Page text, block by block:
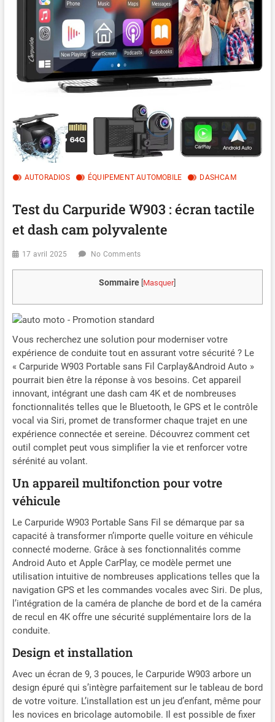
AUTORADIOS ÉQUIPEMENT AUTOMOBILE DASHCAM
Test du Carpuride W903 : écran tactile
et dash cam polyvalente
17 avril 2025 No Comments
Sommaire Masquer]
Vous recherchez une solution pour moderniser votre
expérience de conduite tout en assurant votre sécurité ? Le
« Carpuride W903 Portable sans Fil Carplay&Android Auto »
pourrait bien être la réponse à vos besoins. Cet appareil
innovant, intégrant une dash cam 4K et de nombreuses
fonctionnalités telles que le Bluetooth, le GPS et le contrôle
vocal via Siri, promet de transformer chaque trajet en une
expérience connectée et sereine. Découvrez comment cet
outil complet peut vous simplifier la vie et renforcer votre
sérénité au volant.
Un appareil multifonction pour votre
véhicule
Le Carpuride W903 Portable Sans Fil se démarque par sa
capacité à transformer n’importe quelle voiture en véhicule
connecté moderne. Grâce à ses fonctionnalités comme
Android Auto et Apple CarPlay, ce modèle permet une
utilisation intuitive de nombreuses applications telles que la
navigation GPS et les commandes vocales avec Siri. De plus,
l’intégration de la caméra de planche de bord et de la caméra
de recul en 4K offre une sécurité supplémentaire lors de la
conduite.
Design et installation
Avec un écran de 9, 3 pouces, le Carpuride W903 arbore un
design épuré qui s’intègre parfaitement sur le tableau de bord
de votre voiture. L’installation est un jeu d’enfant, même pour
les novices en bricolage automobile. Il est possible de fixer